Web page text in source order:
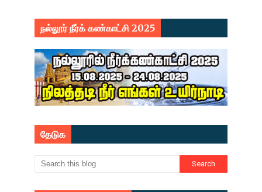
நல்லூர் நீர்க் கண்காட்சி 2025
தேடுக